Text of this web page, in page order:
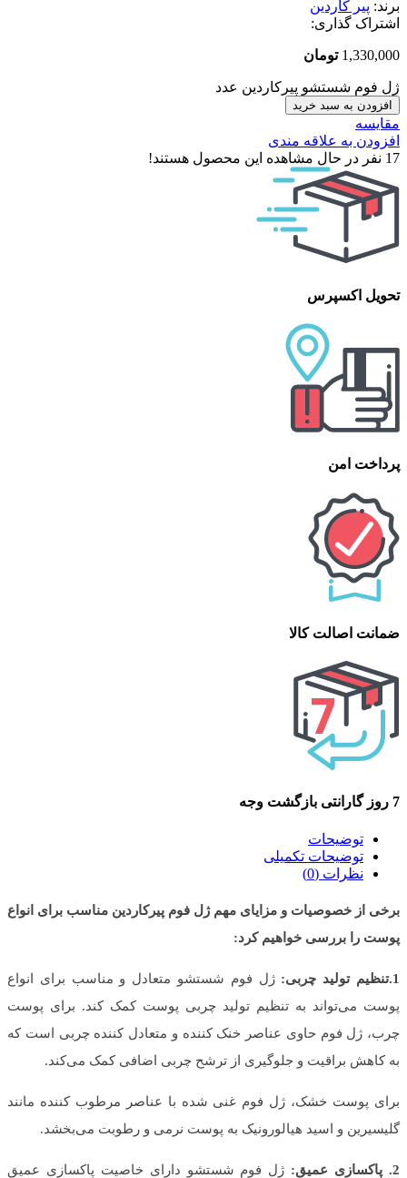
برند: پیر کاردین
اشتراک گذاری:
1,330,000 تومان
ژل فوم شستشو پیرکاردین عدد
افزودن به سبد خرید
مقایسه
افزودن به علاقه مندی
17 نفر در حال مشاهده این محصول هستند!
تحویل اکسپرس
پرداخت امن
ضمانت اصالت کالا
7 روز گارانتی بازگشت وجه
توضیحات
توضیحات تکمیلی
نظرات (0)
برخی از خصوصیات و مزایای مهم ژل فوم پیرکاردین مناسب برای انواع
پوست را بررسی خواهیم کرد:
1.تنظیم تولید چربی:
ژل فوم شستشو متعادل و مناسب برای انواع
پوست می‌تواند به تنظیم تولید چربی پوست کمک کند. برای پوست
چرب، ژل فوم حاوی عناصر خنک کننده و متعادل کننده چربی است که
به کاهش براقیت و جلوگیری از ترشح چربی اضافی کمک می‌کند.
برای پوست خشک، ژل فوم غنی شده با عناصر مرطوب کننده مانند
گلیسیرین و اسید هیالورونیک به پوست نرمی و رطوبت می‌بخشد.
2. پاکسازی عمیق:
ژل فوم شستشو دارای خاصیت پاکسازی عمیق